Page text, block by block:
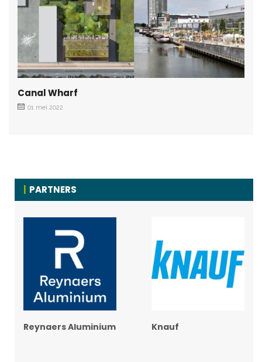
Canal Wharf
01 mei 2022
PARTNERS
Reynaers Aluminium Knauf